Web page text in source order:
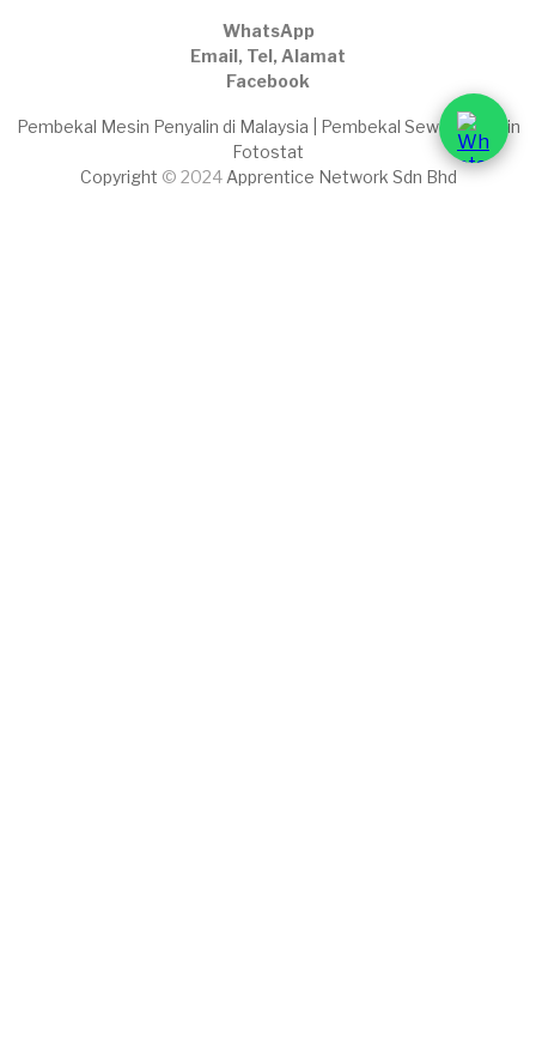
WhatsApp
Email, Tel, Alamat
Facebook
Pembekal Mesin Penyalin di Malaysia | Pembekal Sewaan Mesin
Fotostat
Copyright © 2024 Apprentice Network Sdn Bhd